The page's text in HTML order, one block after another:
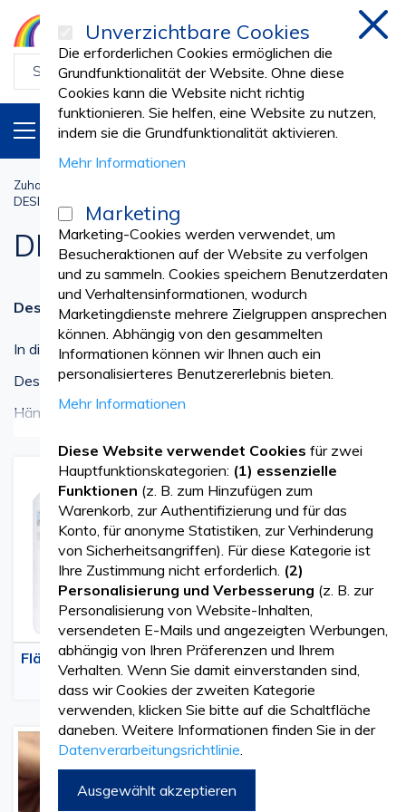
PRODUKTE
Zuhause
DESINFEKTIONSMITTEL
DESINFEKTIONSMITTEL
Desinfektionsmittel
In dieser Kategorie finden Sie eine große Auswahl an
Desinfektionsmitteln für Flächen, Instrumente sowie
Händedesinfektionsmittel.
Unser Angebot umfasst:
Desinfektionsmittel für Hände und Haut, mit
antiseptischer und desinfizierender Wirkung. Es schafft
eine optimale Schutzschicht und ist sanft zur Haut.
Für die hygienische Händedesinfektion werden 3 ml des
Produkts empfohlen, die 30 Sekunden lang in die Hände
einmassiert werden sollten. Für die chirurgische
Händedesinfektion werden 2,5–3 ml für 3 Minuten
empfohlen.
Enzymreiniger für Instrumente– Dieses Produkt dient
zur Reinigung medizinischer Instrumente. Der enthaltene
Flächendesinfektionsmi
ttel
Instrumentendesinfekti
onsmittel
Unverzichtbare Cookies
Die erforderlichen Cookies ermöglichen die
Grundfunktionalität der Website. Ohne diese
Cookies kann die Website nicht richtig
funktionieren. Sie helfen, eine Website zu nutzen,
indem sie die Grundfunktionalität aktivieren.
Mehr Informationen
Marketing
Marketing-Cookies werden verwendet, um
Besucheraktionen auf der Website zu verfolgen
und zu sammeln. Cookies speichern Benutzerdaten
und Verhaltensinformationen, wodurch
Marketingdienste mehrere Zielgruppen ansprechen
können. Abhängig von den gesammelten
Informationen können wir Ihnen auch ein
personalisierteres Benutzererlebnis bieten.
Mehr Informationen
Diese Website verwendet Cookies für zwei
Hauptfunktionskategorien: (1) essenzielle
Funktionen (z. B. zum Hinzufügen zum
Warenkorb, zur Authentifizierung und für das
Konto, für anonyme Statistiken, zur Verhinderung
von Sicherheitsangriffen). Für diese Kategorie ist
Ihre Zustimmung nicht erforderlich. (2)
Personalisierung und Verbesserung (z. B. zur
Personalisierung von Website-Inhalten,
versendeten E-Mails und angezeigten Werbungen,
abhängig von Ihren Präferenzen und Ihrem
Verhalten. Wenn Sie damit einverstanden sind,
dass wir Cookies der zweiten Kategorie
verwenden, klicken Sie bitte auf die Schaltfläche
daneben. Weitere Informationen finden Sie in der
Datenverarbeitungsrichtlinie.
Ausgewählt akzeptieren